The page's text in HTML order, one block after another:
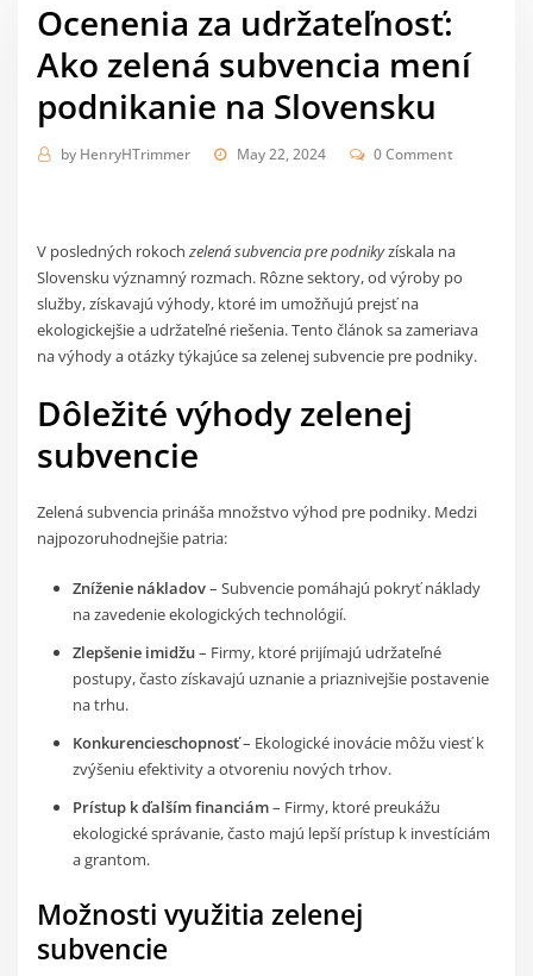
Ocenenia za udržateľnosť:
Ako zelená subvencia mení
podnikanie na Slovensku
by HenryHTrimmer May 22, 2024 0 Comment
V posledných rokochzelená subvencia pre podnikyzískala na
Slovensku významný rozmach. Rôzne sektory, od výroby po
služby, získavajú výhody, ktoré im umožňujú prejsť na
ekologickejšie a udržateľné riešenia. Tento článok sa zameriava
na výhody a otázky týkajúce sa zelenej subvencie pre podniky.
Dôležité výhody zelenej
subvencie
Zelená subvencia prináša množstvo výhod pre podniky. Medzi
najpozoruhodnejšie patria:
Zníženie nákladov– Subvencie pomáhajú pokryť náklady
na zavedenie ekologických technológií.
Zlepšenie imidžu– Firmy, ktoré prijímajú udržateľné
postupy, často získavajú uznanie a priaznivejšie postavenie
na trhu.
Konkurencieschopnosť– Ekologické inovácie môžu viesť k
zvýšeniu efektivity a otvoreniu nových trhov.
Prístup k ďalším financiám– Firmy, ktoré preukážu
ekologické správanie, často majú lepší prístup k investíciám
a grantom.
Možnosti využitia zelenej
subvencie